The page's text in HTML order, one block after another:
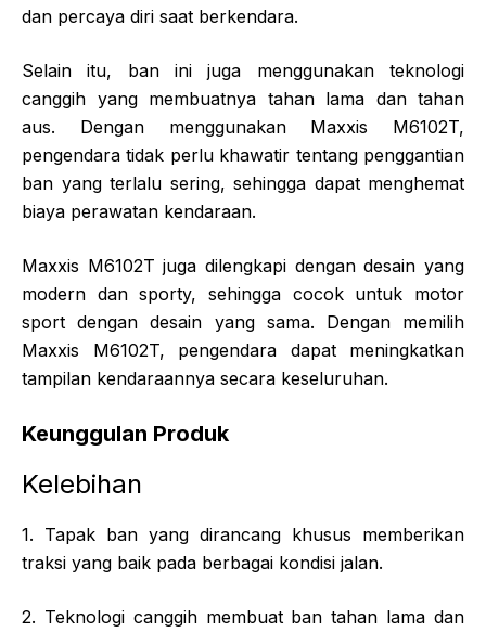
dan percaya diri saat berkendara.
Selain itu, ban ini juga menggunakan teknologi
canggih yang membuatnya tahan lama dan tahan
aus. Dengan menggunakan Maxxis M6102T,
pengendara tidak perlu khawatir tentang penggantian
ban yang terlalu sering, sehingga dapat menghemat
biaya perawatan kendaraan.
Maxxis M6102T juga dilengkapi dengan desain yang
modern dan sporty, sehingga cocok untuk motor
sport dengan desain yang sama. Dengan memilih
Maxxis M6102T, pengendara dapat meningkatkan
tampilan kendaraannya secara keseluruhan.
Keunggulan Produk
Kelebihan
1. Tapak ban yang dirancang khusus memberikan
traksi yang baik pada berbagai kondisi jalan.
2. Teknologi canggih membuat ban tahan lama dan